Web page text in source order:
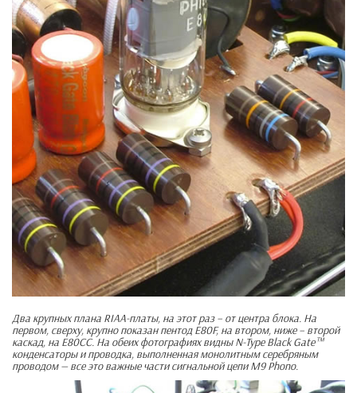
Два крупных плана RIAA-платы, на этот раз – от центра блока. На
первом, сверху, крупно показан пентод E80F, на втором, ниже – второй
каскад, на E80CC. На обеих фотографиях видны N-Type Black Gate™
конденсаторы и проводка, выполненная монолитным серебряным
проводом — все это важные части сигнальной цепи M9 Phono.